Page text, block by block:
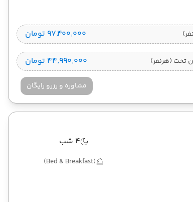
۹۷٬۴۰۰٬۰۰۰ تومان
تخت (هرنفر) ۴۴٬۹۹۰٬۰۰۰ تومان
مشاوره و رزرو رایگان
4 شب
(Bed & Breakfast)